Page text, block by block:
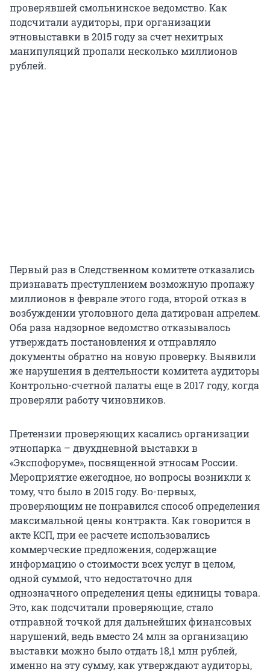
проверявшей смольнинское ведомство. Как
подсчитали аудиторы, при организации
этновыставки в 2015 году за счет нехитрых
манипуляций пропали несколько миллионов
рублей.
Первый раз в Следственном комитете отказались
признавать преступлением возможную пропажу
миллионов в феврале этого года, второй отказ в
возбуждении уголовного дела датирован апрелем.
Оба раза надзорное ведомство отказывалось
утверждать постановления и отправляло
документы обратно на новую проверку. Выявили
же нарушения в деятельности комитета аудиторы
Контрольно-счетной палаты еще в 2017 году, когда
проверяли работу чиновников.
Претензии проверяющих касались организации
этнопарка – двухдневной выставки в
«Экспофоруме», посвященной этносам России.
Мероприятие ежегодное, но вопросы возникли к
тому, что было в 2015 году. Во-первых,
проверяющим не понравился способ определения
максимальной цены контракта. Как говорится в
акте КСП, при ее расчете использовались
коммерческие предложения, содержащие
информацию о стоимости всех услуг в целом,
одной суммой, что недостаточно для
однозначного определения цены единицы товара.
Это, как подсчитали проверяющие, стало
отправной точкой для дальнейших финансовых
нарушений, ведь вместо 24 млн за организацию
выставки можно было отдать 18,1 млн рублей,
именно на эту сумму, как утверждают аудиторы,